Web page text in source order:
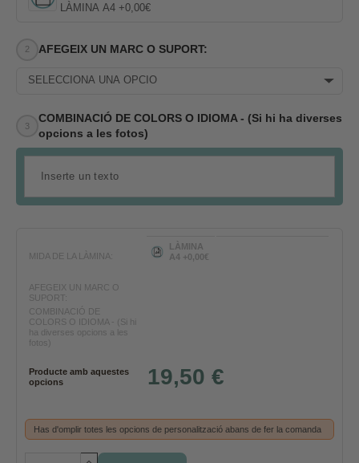
LÀMINA A4 +0,00€
AFEGEIX UN MARC O SUPORT:
SELECCIONA UNA OPCIÓ
COMBINACIÓ DE COLORS O IDIOMA - (Si hi ha diverses
opcions a les fotos)
MIDA DE LA LÀMINA:
LÀMINA
A4 +0,00€
AFEGEIX UN MARC O
SUPORT:
COMBINACIÓ DE
COLORS O IDIOMA - (Si hi
ha diverses opcions a les
fotos)
Producte amb aquestes
opcions
19,50 €
Has d'omplir totes les opcions de personalització abans de fer la comanda